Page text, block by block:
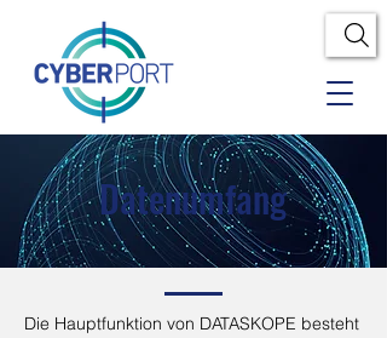
Datenumfang
Die Hauptfunktion von DATASKOPE besteht